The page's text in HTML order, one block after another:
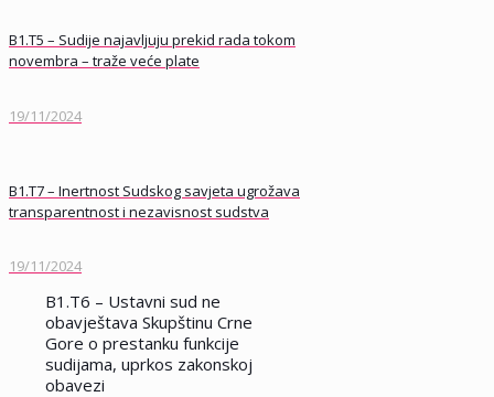
B1.T5 – Sudije najavljuju prekid rada tokom
novembra – traže veće plate
19/11/2024
B1.T7 – Inertnost Sudskog savjeta ugrožava
transparentnost i nezavisnost sudstva
19/11/2024
B1.T6 – Ustavni sud ne
obavještava Skupštinu Crne
Gore o prestanku funkcije
sudijama, uprkos zakonskoj
obavezi